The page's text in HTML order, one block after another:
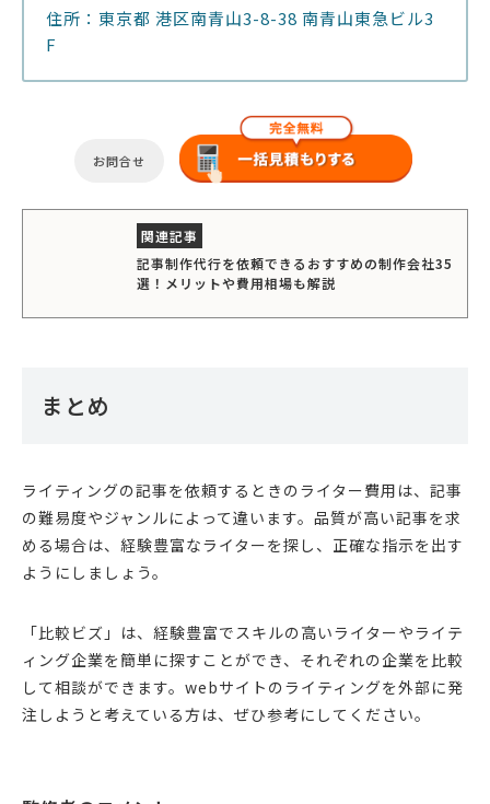
住所：東京都 港区南青山3-8-38 南青山東急ビル3
F
お問合せ
記事制作代行を依頼できるおすすめの制作会社35
選！メリットや費用相場も解説
まとめ
ライティングの記事を依頼するときのライター費用は、記事
の難易度やジャンルによって違います。品質が高い記事を求
める場合は、経験豊富なライターを探し、正確な指示を出す
ようにしましょう。
「比較ビズ」は、経験豊富でスキルの高いライターやライテ
ィング企業を簡単に探すことができ、それぞれの企業を比較
して相談ができます。webサイトのライティングを外部に発
注しようと考えている方は、ぜひ参考にしてください。